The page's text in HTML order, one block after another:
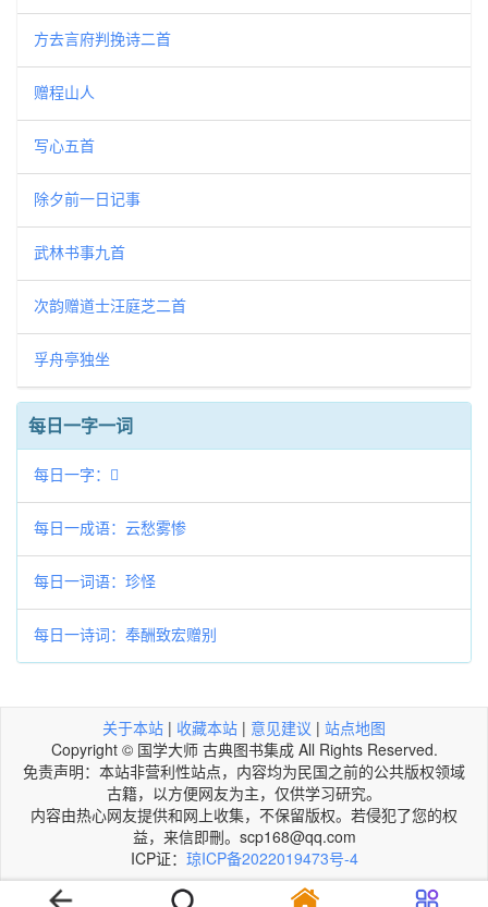
方去言府判挽诗二首
赠程山人
写心五首
除夕前一日记事
武林书事九首
次韵赠道士汪庭芝二首
孚舟亭独坐
每日一字一词
每日一字：𢮓
每日一成语：云愁雾惨
每日一词语：珍怪
每日一诗词：奉酬致宏赠别
关于本站 | 收藏本站 | 意见建议 | 站点地图
Copyright © 国学大师 古典图书集成 All Rights Reserved.
免责声明：本站非营利性站点，内容均为民国之前的公共版权领域
古籍，以方便网友为主，仅供学习研究。
内容由热心网友提供和网上收集，不保留版权。若侵犯了您的权
益，来信即刪。scp168@qq.com
ICP证： 琼ICP备2022019473号-4